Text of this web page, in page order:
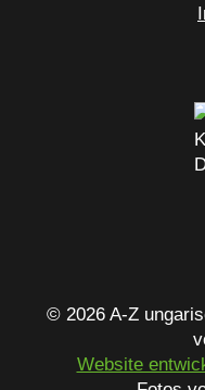
© 2026 A-Z
Website